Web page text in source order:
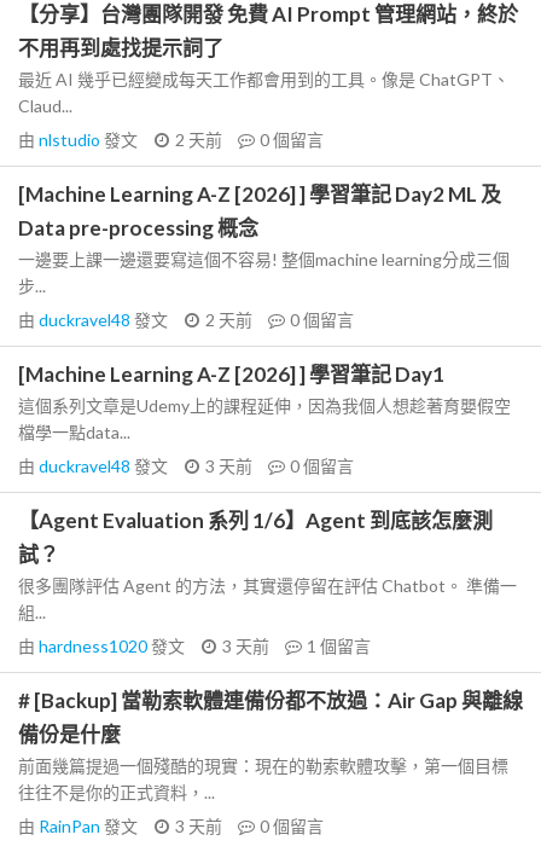
【分享】台灣團隊開發 免費 AI Prompt 管理網站，終於
不用再到處找提示詞了
最近 AI 幾乎已經變成每天工作都會用到的工具。像是 ChatGPT、
Claud...
由 nlstudio 發文 2 天前 0個留言
[Machine Learning A-Z [2026] ] 學習筆記 Day2 ML 及
Data pre-processing 概念
一邊要上課一邊還要寫這個不容易! 整個machine learning分成三個
步...
由 duckravel48 發文 2 天前 0個留言
[Machine Learning A-Z [2026] ] 學習筆記 Day1
這個系列文章是Udemy上的課程延伸，因為我個人想趁著育嬰假空
檔學一點data...
由 duckravel48 發文 3 天前 0個留言
【Agent Evaluation 系列 1/6】Agent 到底該怎麼測
試？
很多團隊評估 Agent 的方法，其實還停留在評估 Chatbot。 準備一
組...
由 hardness1020發文 3 天前 1 個留言
# [Backup] 當勒索軟體連備份都不放過：Air Gap 與離線
備份是什麼
前面幾篇提過一個殘酷的現實：現在的勒索軟體攻擊，第一個目標
往往不是你的正式資料，...
由 RainPan 發文 3 天前 0個留言